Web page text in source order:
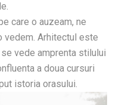
care o auzeam, ne
vedem. Arhitectul este
vede amprenta stilului
a doua cursuri
istoria orasului.